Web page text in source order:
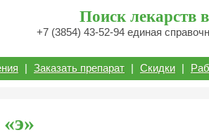
Поиск лекарств
+7 (3854) 43-52-94 единая
| Заказать препарат | Скидки |